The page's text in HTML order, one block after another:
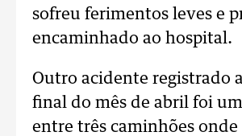
sofreu ferimentos leves e
encaminhado ao hospital.
Outro acidente registrado
final do mês de abril foi
entre três caminhões onde